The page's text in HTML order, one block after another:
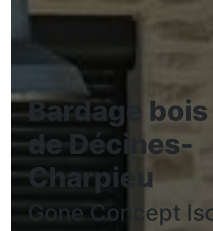
Bardage
de Décines-
Charpieu
Gone Concept